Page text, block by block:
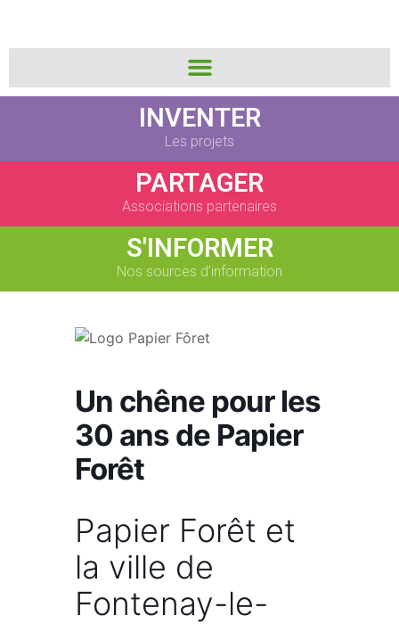
INVENTER
Les projets
PARTAGER
Associations partenaires
S'INFORMER
Nos sources d’information
Un chêne pour les
30 ans de Papier
Forêt
Papier Forêt et
la ville de
Fontenay-le-